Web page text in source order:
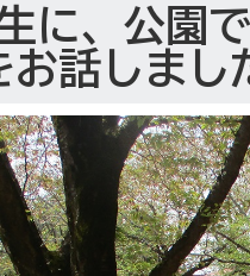
に、公園
お話しまし